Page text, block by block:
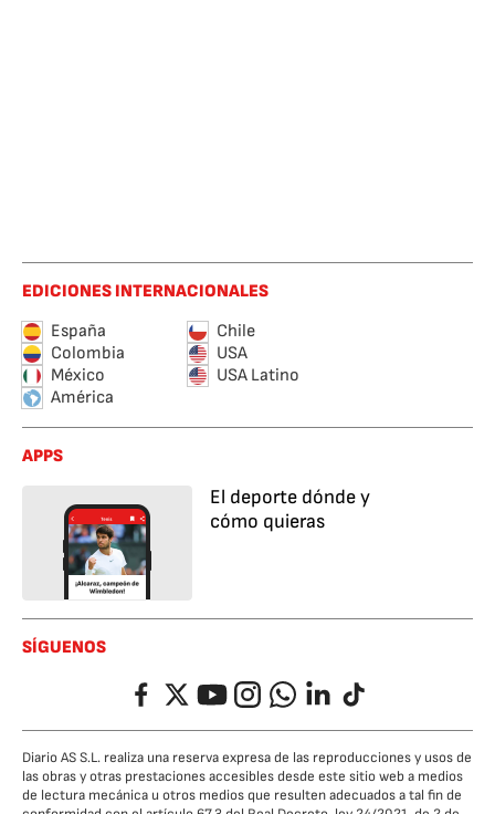
EDICIONES INTERNACIONALES
España
Chile
Colombia
USA
México
USA Latino
América
APPS
El deporte dónde y
cómo quieras
SÍGUENOS
FacebookTwitterYouTubeInstagramWhatsappLinkedIn
TikTok
Diario AS S.L. realiza una reserva expresa de las reproducciones y usos de
las obras y otras prestaciones accesibles desde este sitio web a medios
de lectura mecánica u otros medios que resulten adecuados a tal fin de